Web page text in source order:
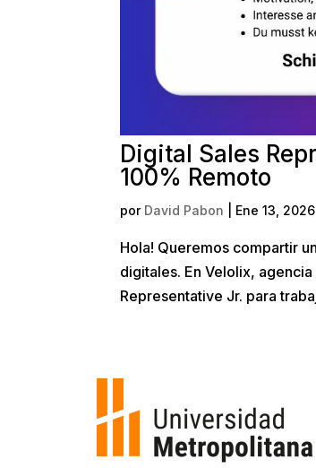
Digital Sales
100% Remoto
por David Pabon Ene 13, 2026
Hola! Queremos compartir
digitales. En Velolix,
Representative Jr. para